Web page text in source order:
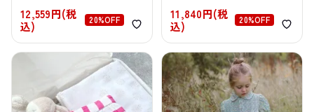
12,559円(税
込)
20%OFF
11,840円(税
込)
20%OFF